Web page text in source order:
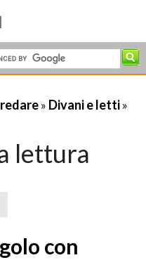
» Divani e letti»
lettura
con